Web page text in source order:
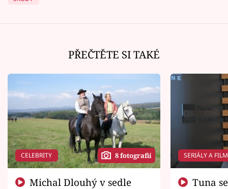
PŘEČTĚTE SI TAKÉ
CELEBRITY 8 fotografií SERIÁLY A